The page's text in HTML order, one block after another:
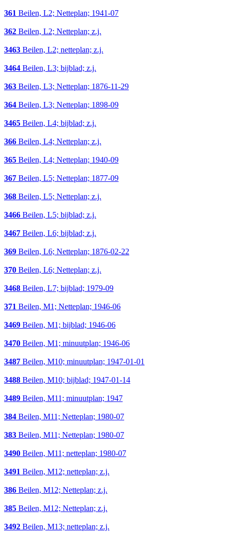
361 Beilen, L2; Netteplan; 1941-07
362 Beilen, L2; Netteplan; z.j.
3463 Beilen, L2; netteplan; z.j.
3464 Beilen, L3; bijblad; z.j.
363 Beilen, L3; Netteplan; 1876-11-29
364 Beilen, L3; Netteplan; 1898-09
3465 Beilen, L4; bijblad; z.j.
366 Beilen, L4; Netteplan; z.j.
365 Beilen, L4; Netteplan; 1940-09
367 Beilen, L5; Netteplan; 1877-09
368 Beilen, L5; Netteplan; z.j.
3466 Beilen, L5; bijblad; z.j.
3467 Beilen, L6; bijblad; z.j.
369 Beilen, L6; Netteplan; 1876-02-22
370 Beilen, L6; Netteplan; z.j.
3468 Beilen, L7; bijblad; 1979-09
371 Beilen, M1; Netteplan; 1946-06
3469 Beilen, M1; bijblad; 1946-06
3470 Beilen, M1; minuutplan; 1946-06
3487 Beilen, M10; minuutplan; 1947-01-01
3488 Beilen, M10; bijblad; 1947-01-14
3489 Beilen, M11; minuutplan; 1947
384 Beilen, M11; Netteplan; 1980-07
383 Beilen, M11; Netteplan; 1980-07
3490 Beilen, M11; netteplan; 1980-07
3491 Beilen, M12; netteplan; z.j.
386 Beilen, M12; Netteplan; z.j.
385 Beilen, M12; Netteplan; z.j.
3492 Beilen, M13; netteplan; z.j.